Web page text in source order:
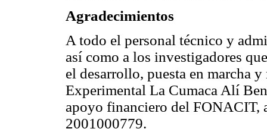
Agradecimientos
A todo el personal técnico y
así como a los investigadores
el desarrollo, puesta en marcha
Experimental La Cumaca Alí
apoyo financiero del FONACIT,
2001000779.